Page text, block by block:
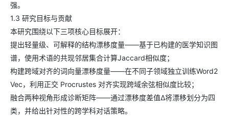
强。
1.3 研究目标与贡献
本研究围绕以下三项核心目标展开：
提出轻量级、可解释的结构漂移度量——基于已构建的医学知识图
谱，使用术语的共现邻居集合计算Jaccard相似度；
构建跨域对齐的词向量漂移度量——在不同子领域独立训练Word2
Vec，利用正交 Procrustes 对齐实现跨域余弦相似度比较；
融合两种视角形成诊断矩阵——通过漂移度差值Δ将漂移划分为四
类，并给出针对性的跨学科对话策略。